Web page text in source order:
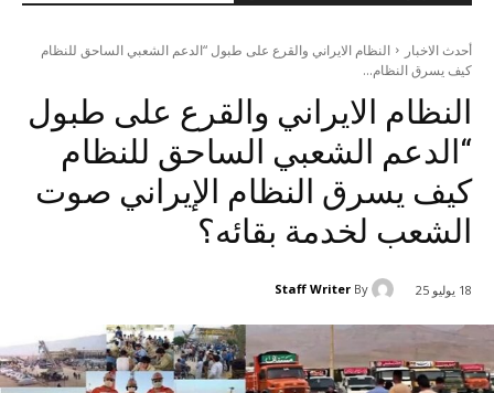
أحدث الاخبار
النظام الایراني والقرع على طبول “الدعم الشعبي الساحق للنظام
كيف يسرق النظام...
النظام الایراني والقرع على طبول
“الدعم الشعبي الساحق للنظام
كيف يسرق النظام الإيراني صوت
الشعب لخدمة بقائه؟
18 يوليو 25 By
Staff Writer